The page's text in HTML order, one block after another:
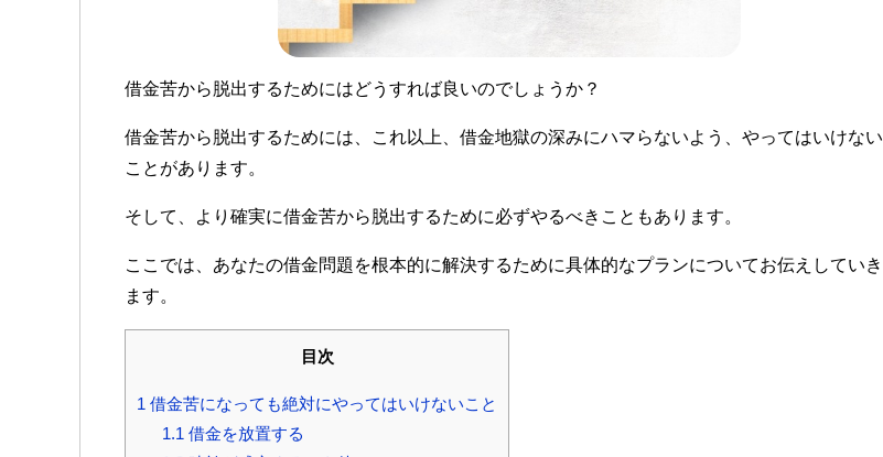
借金苦から脱出するためにはどうすれば良いのでしょうか？
借金苦から脱出するためには、これ以上、借金地獄の深みにハマらないよう、やってはいけない
ことがあります。
そして、より確実に借金苦から脱出するために必ずやるべきこともあります。
ここでは、あなたの借金問題を根本的に解決するために具体的なプランについてお伝えしていき
ます。
目次
1 借金苦になっても絶対にやってはいけないこと
1.1 借金を放置する